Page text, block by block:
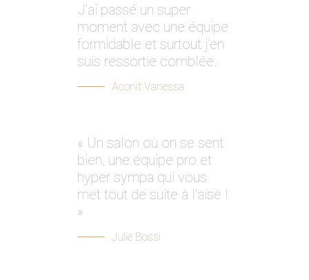
J’ai passé un super
moment avec une équipe
formidable et surtout j’en
suis ressortie comblée.
Aconit Vanessa
« Un salon où on se sent
bien, une équipe pro et
hyper sympa qui vous
met tout de suite à l’aise !
»
Julie Bossi